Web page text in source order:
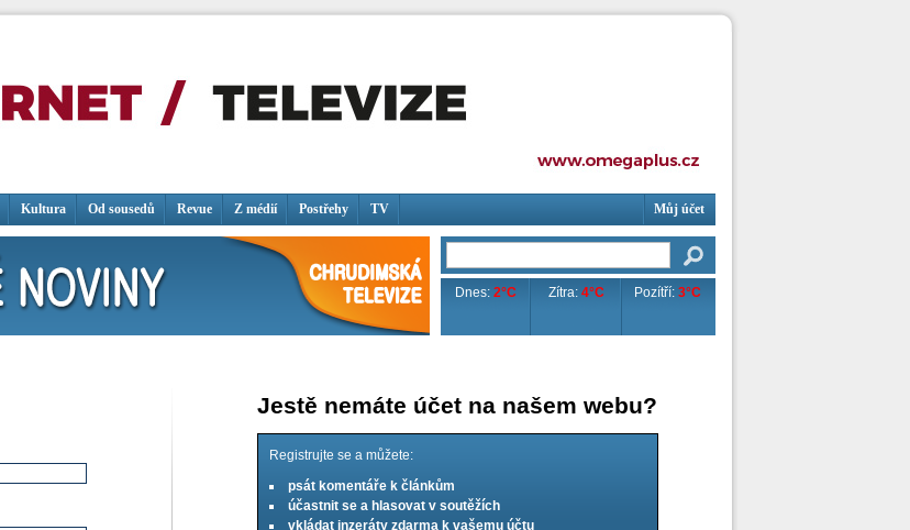
Kultura Od sousedů Revue Z médií Postřehy TV Můj účet
Dnes:2°C Zítra:4°C Pozítří: 3°C
Jestě nemáte účet na našem webu?
Registrujte se a můžete:
psát komentáře k článkům
účastnit se a hlasovat v soutěžích
vkládat inzeráty zdarma k vašemu účtu